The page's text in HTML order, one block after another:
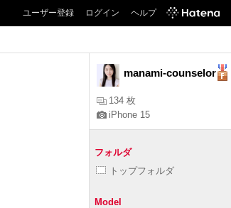
ユーザー登録 ログイン ヘルプ
manami-counselor
134 枚
iPhone 15
フォルダ
トップフォルダ
Model